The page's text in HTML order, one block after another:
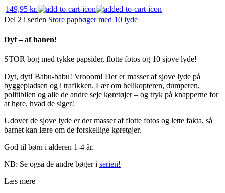
149,95 kr.
Del 2 i serien Store papbøger med 10 lyde
Dyt – af banen!
STOR bog med tykke papsider, flotte fotos og 10 sjove lyde!
Dyt, dyt! Babu-babu! Vrooom! Der er masser af sjove lyde på
byggepladsen og i trafikken. Lær om helikopteren, dumperen,
politibilen og alle de andre seje køretøjer – og tryk på knapperne for
at høre, hvad de siger!
Udover de sjove lyde er der masser af flotte fotos og lette fakta, så
barnet kan lære om de forskellige køretøjer.
God til børn i alderen 1-4 år.
NB: Se også de andre bøger i serien!
Læs mere